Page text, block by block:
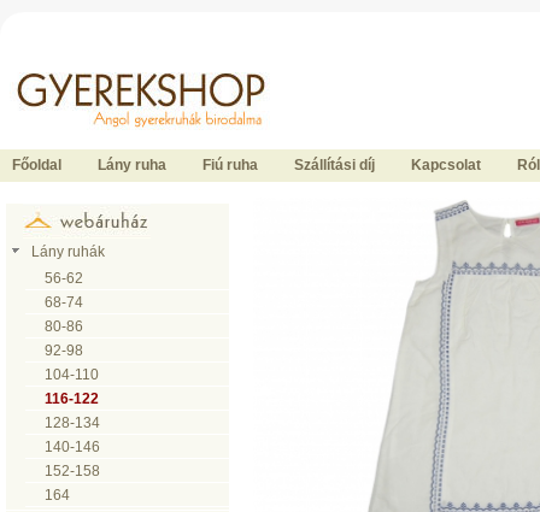
Főoldal Lány ruha Fiú ruha Szállítási díj Kapcsolat
Lány ruhák
56-62
68-74
80-86
92-98
104-110
116-122
128-134
140-146
152-158
164